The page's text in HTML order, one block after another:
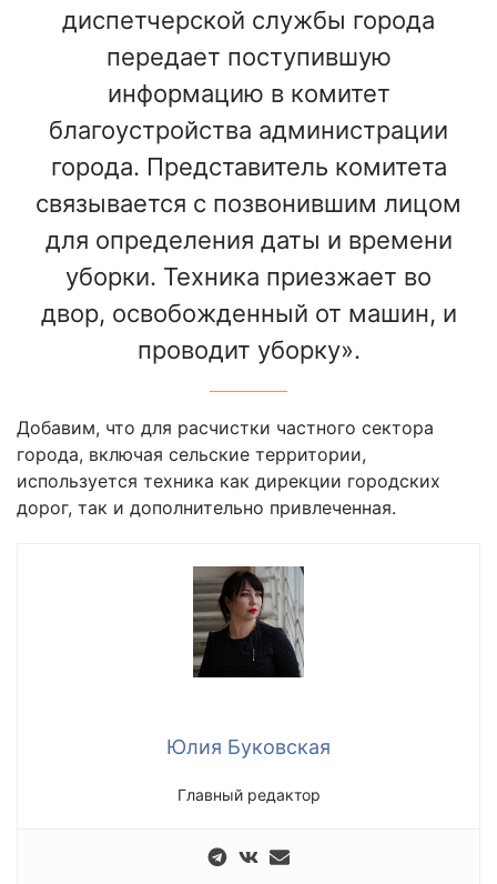
диспетчерской службы города
передает поступившую
информацию в комитет
благоустройства администрации
города. Представитель комитета
связывается с позвонившим лицом
для определения даты и времени
уборки. Техника приезжает во
двор, освобожденный от машин, и
проводит уборку».
Добавим, что для расчистки частного сектора
города, включая сельские территории,
используется техника как дирекции городских
дорог, так и дополнительно привлеченная.
Юлия Буковская
Главный редактор